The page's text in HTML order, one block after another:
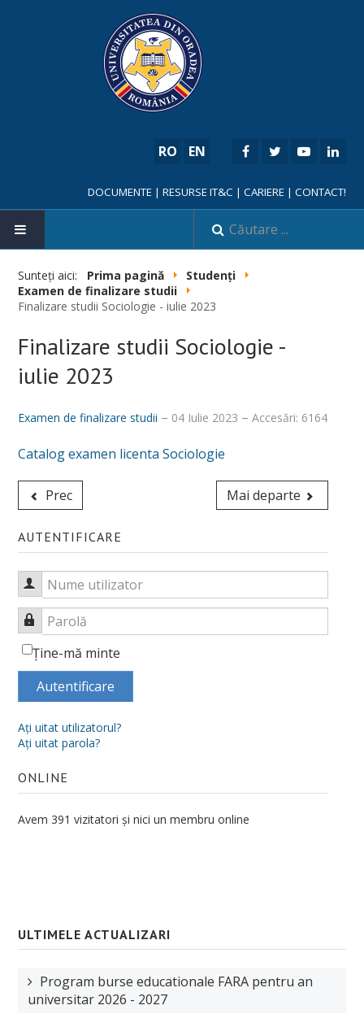
RO EN
DOCUMENTE | RESURSE IT&C | CARIERE | CONTACT!
NOUTĂȚI
FACULTATE
Despre noi
Misiune, obiective, viziune
Calitatea procesului educațional
Conducere
Secretariat și administrativ
Alegeri academice
Hotărâri CF_FSSU
Centru Universitar pentru Acces, Diversitate și Incluziune
DEPARTAMENTE
Psihologie
Ştiinţe ale Educaţiei
Școală doctorală de Sociologie
Bursa Doctorala
CERCETARE
Sunteți aici: Prima pagină
Studenți
Examen de finalizare studii
Finalizare studii Sociologie - iulie 2023
Finalizare studii Sociologie -
iulie 2023
Examen de finalizare studii 04 Iulie 2023 Accesări: 6164
Catalog examen licenta Sociologie
Prec Mai departe
AUTENTIFICARE
Nume utilizator
Parolă
Ţine-mă minte
Autentificare
Aţi uitat utilizatorul?
Aţi uitat parola?
ONLINE
Avem 391 vizitatori și nici un membru online
ULTIMELE ACTUALIZARI
Program burse educationale FARA pentru an
universitar 2026 - 2027